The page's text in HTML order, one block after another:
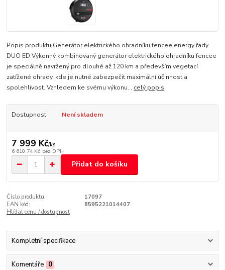
Popis produktu Generátor elektrického ohradníku fencee energy řady
DUO ED Výkonný kombinovaný generátor elektrického ohradníku fencee
je speciálně navržený pro dlouhé až 120 km a především vegetací
zatížené ohrady, kde je nutné zabezpečit maximální účinnost a
spolehlivost. Vzhledem ke svému výkonu... celý popis
Dostupnost Není skladem
7 999 Kč/ks
6 610,74 Kč bez DPH
Přidat do košíku
Číslo produktu:
17097
EAN kód:
8595221014407
Hlídat cenu / dostupnost
Kompletní specifikace
Komentáře 0